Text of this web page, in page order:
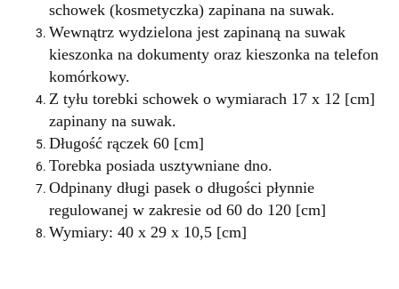
schowek (kosmetyczka) zapinana na suwak.
Wewnątrz wydzielona jest zapinaną na suwak
kieszonka na dokumenty oraz kieszonka na telefon
komórkowy.
Z tyłu torebki schowek o wymiarach 17 x 12 [cm]
zapinany na suwak.
Długość rączek 60 [cm]
Torebka posiada usztywniane dno.
Odpinany długi pasek o długości płynnie
regulowanej w zakresie od 60 do 120 [cm]
Wymiary: 40 x 29 x 10,5 [cm]